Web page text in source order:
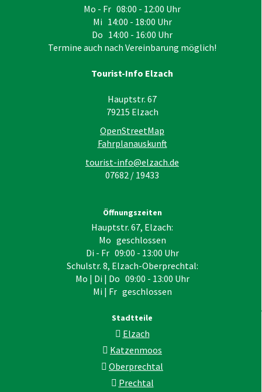
Mo - Fr 08:00 - 12:00 Uhr
Mi 14:00 - 18:00 Uhr
Do 14:00 - 16:00 Uhr
Termine auch nach Vereinbarung möglich!
Tourist-Info Elzach
Hauptstr. 67
79215 Elzach
OpenStreetMap
Fahrplanauskunft
tourist-info@elzach.de
07682 / 19433
Öffnungszeiten
Hauptstr. 67, Elzach:
Mo geschlossen
Di - Fr 09:00 - 13:00 Uhr
Schulstr. 8, Elzach-Oberprechtal:
Mo | Di | Do 09:00 - 13:00 Uhr
Mi | Fr geschlossen
Stadtteile
Elzach
Katzenmoos
Oberprechtal
Prechtal